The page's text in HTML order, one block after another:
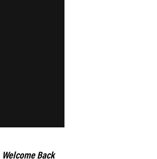
Welcome Back